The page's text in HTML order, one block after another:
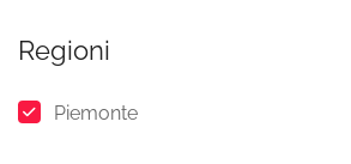
Regioni
Piemonte